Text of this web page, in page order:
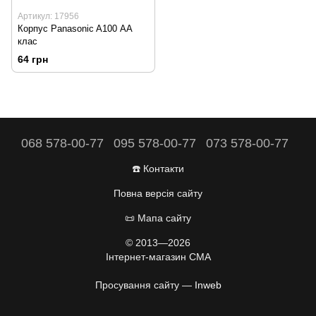
Артикул: 17956
Корпус Panasonic A100 АА
клас
64 грн
068 578-00-77 095 578-00-77 073 578-00-77
☎️ Контакти
Повна версія сайту
📜 Мапа сайту
© 2013—2026
Інтернет-магазин CMA
Просування сайту — Inweb